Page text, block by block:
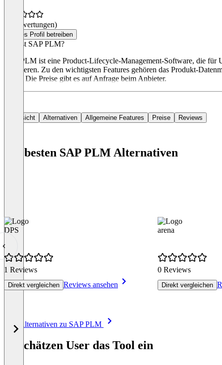
(0 Bewertungen)
Dieses Profil betreiben
Was ist SAP PLM?
SAP PLM ist eine Product-Lifecycle-Management-Software, die
optimieren. Zu den wichtigsten Features gehören das Produkt-
CAD. Die Preise gibt es auf Anfrage beim Anbieter.
Übersicht Alternativen Allgemeine Features Preise Reviews
Die besten SAP PLM Alternativen
DPS
1 Reviews
Direkt vergleichen Reviews ansehen
arena
0 Reviews
Direkt vergleichen
Alle Alternativen zu SAP PLM
So schätzen User das Tool ein